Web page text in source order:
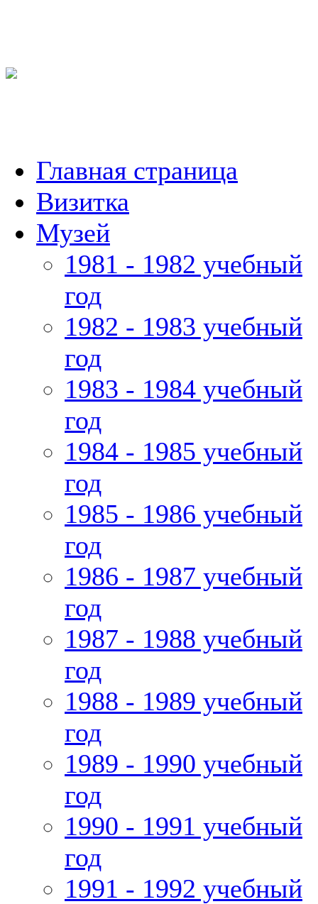
Главная страница
Визитка
Музей
1981 - 1982 учебный
год
1982 - 1983 учебный
год
1983 - 1984 учебный
год
1984 - 1985 учебный
год
1985 - 1986 учебный
год
1986 - 1987 учебный
год
1987 - 1988 учебный
год
1988 - 1989 учебный
год
1989 - 1990 учебный
год
1990 - 1991 учебный
год
1991 - 1992 учебный